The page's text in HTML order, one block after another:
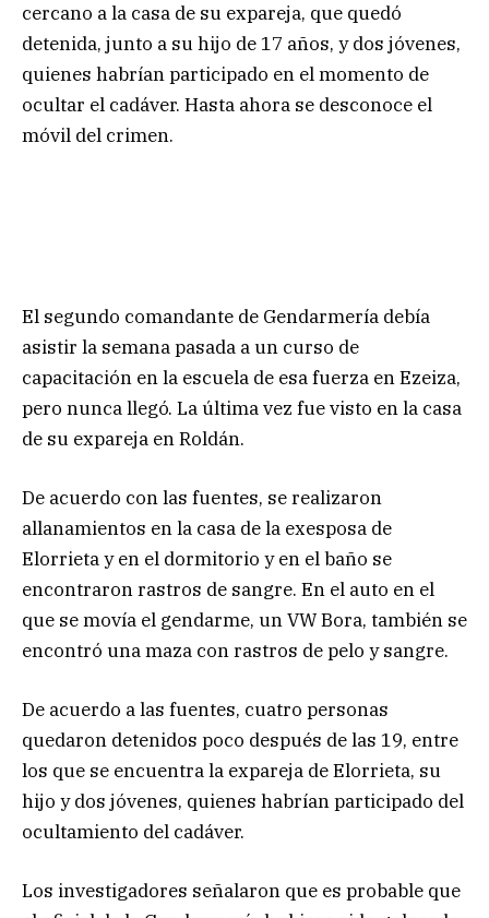
cercano a la casa de su expareja, que quedó
detenida, junto a su hijo de 17 años, y dos jóvenes,
quienes habrían participado en el momento de
ocultar el cadáver. Hasta ahora se desconoce el
móvil del crimen.
El segundo comandante de Gendarmería debía
asistir la semana pasada a un curso de
capacitación en la escuela de esa fuerza en Ezeiza,
pero nunca llegó. La última vez fue visto en la casa
de su expareja en Roldán.
De acuerdo con las fuentes, se realizaron
allanamientos en la casa de la exesposa de
Elorrieta y en el dormitorio y en el baño se
encontraron rastros de sangre. En el auto en el
que se movía el gendarme, un VW Bora, también se
encontró una maza con rastros de pelo y sangre.
De acuerdo a las fuentes, cuatro personas
quedaron detenidos poco después de las 19, entre
los que se encuentra la expareja de Elorrieta, su
hijo y dos jóvenes, quienes habrían participado del
ocultamiento del cadáver.
Los investigadores señalaron que es probable que